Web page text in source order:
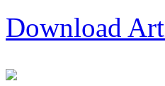
Download